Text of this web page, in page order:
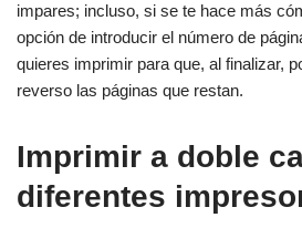
impares; incluso, si se te hace más
opción de introducir el número de
quieres imprimir para que, al finalizar,
reverso las páginas que restan.
Imprimir a doble
diferentes